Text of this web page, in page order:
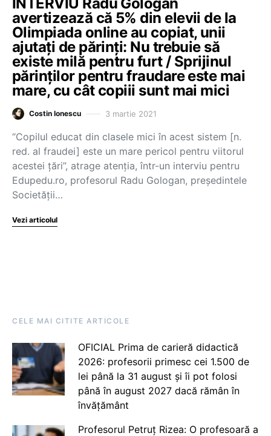
avertizează că 5% din elevii de la
Olimpiada online au copiat, unii
ajutați de părinți: Nu trebuie să
existe milă pentru furt / Sprijinul
părinților pentru fraudare este mai
mare, cu cât copiii sunt mai mici
Costin Ionescu 3 martie 2021
“Copilul educat din clasele mici în acest sistem [n.
red. al fraudei] este un mare pericol pentru viitorul
acestei țări”, atrage atenția, într-un interviu pentru
Edupedu.ro, profesorul Radu Gologan, președintele
Societății…
Vezi articolul
CELE MAI CITITE ARTICOLE
OFICIAL Prima de carieră didactică
2026: profesorii primesc cei 1.500 de
lei până la 31 august și îi pot folosi
până în august 2027 dacă rămân în
învățământ
Profesorul Petruț Rizea: O profesoară a